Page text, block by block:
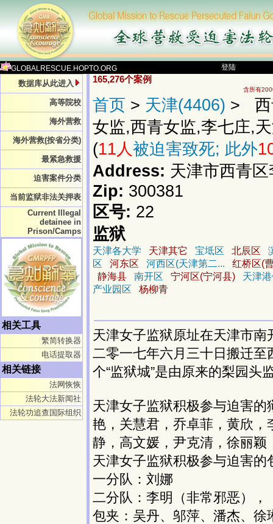
GLOBALRESCUE.HOPTO.ORG 登陆
数据库从此进入
高等院校
海外营救
海外营救(按省分类)
最紧急救援
迫害案件分类
当前监狱非法关押表
Current Illegal
detainee in
Prison/Camps
相关工具
繁简转换器
电话提取器
相关链接
法网恢恢
法轮大法新闻社
法轮功追查国际组织
165,276个案例
含所有
首页 > 天津(4406) > 西
女监,西青女监,李七庄,
(11人被迫害致死; 此外
Address: 天津市西青
Zip: 300381
区号: 22
监狱
天津各大学 天津其它 宝坻区 北辰区
区
河东区 河西区(天津第二...
红桥区(
静海县
南开区 宁河区(宁河县)
天津
产业园区
杨柳青
天津女子监狱原址在天津市
二零一七年六月三十日搬迁至
个“监狱城”是由原来的梨园头
天津女子监狱积极参与迫害
艳，关慧君，乔卓菲，黄欣
静，高文媛，尹克清，徐丽颖
天津女子监狱积极参与迫害
一分队：刘娜
二分队：李明（非常邪恶），
包夹：吴丹、邬萍、潘杰、